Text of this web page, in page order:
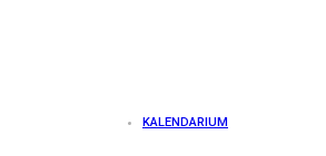
KALENDARIUM